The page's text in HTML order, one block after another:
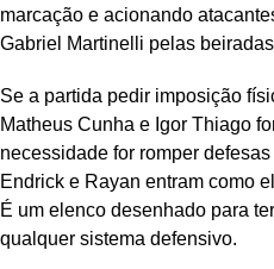
marcação e acionando
Gabriel Martinelli pelas
Se a partida pedir imposição
Matheus Cunha e Igor Thiago
necessidade for romper
Endrick e Rayan entram como
É um elenco desenhado para
qualquer sistema defensivo.